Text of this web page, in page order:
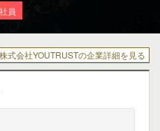
員
株式会社YOUTRUSTの企業詳細を見る